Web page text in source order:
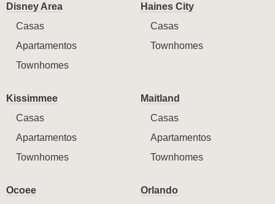
Disney Area
Casas
Apartamentos
Townhomes
Haines City
Casas
Townhomes
Kissimmee
Casas
Apartamentos
Townhomes
Maitland
Casas
Apartamentos
Townhomes
Ocoee
Orlando